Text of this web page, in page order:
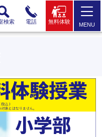
検索 電話 無料体験 MENU